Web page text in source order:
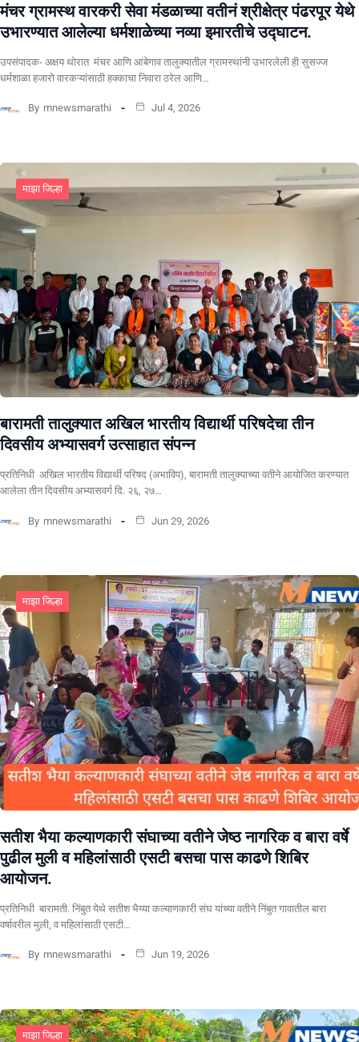
मंचर ग्रामस्थ वारकरी सेवा मंडळाच्या वतीनं श्रीक्षेत्र पंढरपूर येथे
उभारण्यात आलेल्या धर्मशाळेच्या नव्या इमारतीचे उद्घाटन.
उपसंपादक- अक्षय थोरात मंचर आणि आंबेगाव तालुक्यातील ग्रामस्थांनी उभारलेली ही सुसज्ज
धर्मशाळा हजारो वारकऱ्यांसाठी हक्काचा निवारा ठरेल आणि…
By mnewsmarathi Jul 4, 2026
माझा जिल्हा
बारामती तालुक्यात अखिल भारतीय विद्यार्थी परिषदेचा तीन
दिवसीय अभ्यासवर्ग उत्साहात संपन्न
प्रतिनिधी अखिल भारतीय विद्यार्थी परिषद (अभाविप), बारामती तालुक्याच्या वतीने आयोजित करण्यात
आलेला तीन दिवसीय अभ्यासवर्ग दि. २६, २७…
By mnewsmarathi Jun 29, 2026
माझा जिल्हा
सतीश भैया कल्याणकारी संघाच्या वतीने जेष्ठ नागरिक व बारा वर्षे
पुढील मुली व महिलांसाठी एसटी बसचा पास काढणे शिबिर
आयोजन.
प्रतिनिधी बारामती. निंबुत येथे सतीश भैय्या कल्याणकारी संघ यांच्या वतीने निंबुत गावातील बारा
वर्षावरील मुली, व महिलांसाठी एसटी…
By mnewsmarathi Jun 19, 2026
माझा जिल्हा